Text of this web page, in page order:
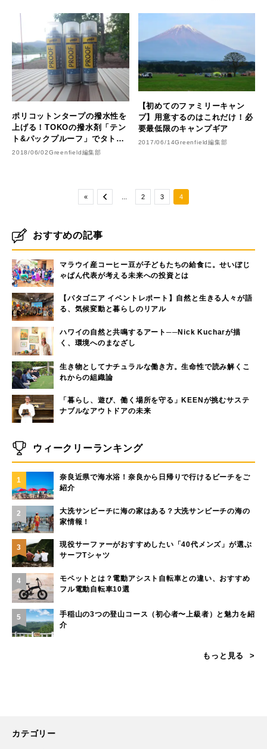
ポリコットンタープの撥水性を
上げる！TOKOの撥水剤「テン
ト&パックプルーフ」でタトン
カ1TCをメンテナンス♪
2018/06/02Greenfield編集部
【初めてのファミリーキャン
プ】用意するのはこれだけ！必
要最低限のキャンプギア
2017/06/14Greenfield編集部
« 2 3 4
おすすめの記事
マラウイ産コーヒー豆が子どもたちの給食に。せいぼじ
ゃぱん代表が考える未来への投資とは
【パタゴニア イベントレポート】自然と生きる人々が語
る、気候変動と暮らしのリアル
ハワイの自然と共鳴するアート──Nick Kucharが描
く、環境へのまなざし
生き物としてナチュラルな働き方。生命性で読み解くこ
れからの組織論
「暮らし、遊び、働く場所を守る」KEENが挑むサステ
ナブルなアウトドアの未来
ウィークリーランキング
1
奈良近県で海水浴！奈良から日帰りで行けるビーチをご
紹介
2
大洗サンビーチに海の家はある？大洗サンビーチの海の
家情報！
3
現役サーファーがおすすめしたい「40代メンズ」が選ぶ
サーフTシャツ
4
モペットとは？電動アシスト自転車との違い、おすすめ
フル電動自転車10選
5
手稲山の3つの登山コース（初心者〜上級者）と魅力を紹
介
もっと見る
カテゴリー